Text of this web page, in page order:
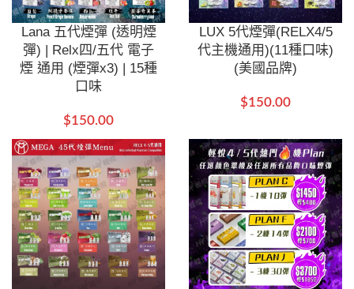
Lana 五代煙彈 (透明煙
彈) | Relx四/五代 電子
煙 通用 (煙彈x3) | 15種
口味
$150.00
LUX 5代煙彈(RELX4/5
代主機通用)(11種口味)
(美國品牌)
$150.00